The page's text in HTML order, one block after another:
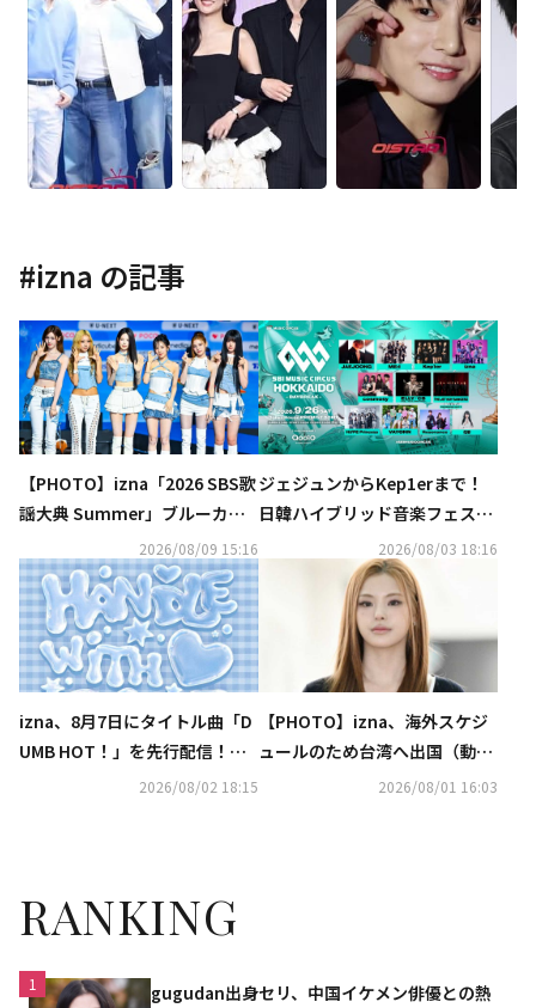
#izna の記事
【PHOTO】izna「2026 SBS歌
謡大典 Summer」ブルーカー
2026/08/09 15:16
ジェジュンからKep1erまで！
日韓ハイブリッド音楽フェス、
全出演アーティストを発表
2026/08/03 18:16
izna、8月7日にタイトル曲「D
UMB HOT！」を先行配信！ジ
ャケット写真も解禁2026/08/02 18:15
【PHOTO】izna、海外スケジ
ュールのため台湾へ出国（動画
2026/08/01 16:03
RANKING
1
gugudan出身セリ、中国イケメン俳優との熱